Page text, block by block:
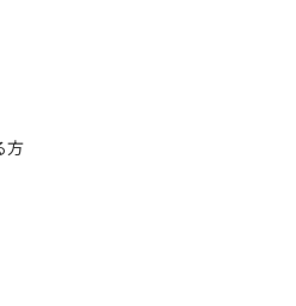
方